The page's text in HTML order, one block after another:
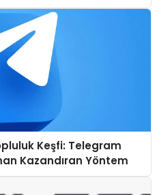
Keşfi: Telegram
Kazandıran Yöntem